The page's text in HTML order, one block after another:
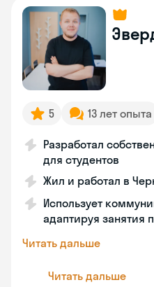
5 13 лет опыта
Разработал
для студентов
Жил и работал в
Использует
адаптируя занятия
Читать дальше
Читать дальше